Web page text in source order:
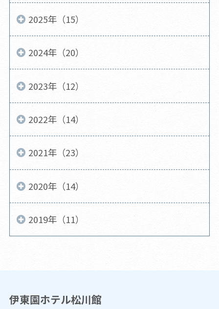
2025年（15）
2024年（20）
2023年（12）
2022年（14）
2021年（23）
2020年（14）
2019年（11）
伊東園ホテル松川館